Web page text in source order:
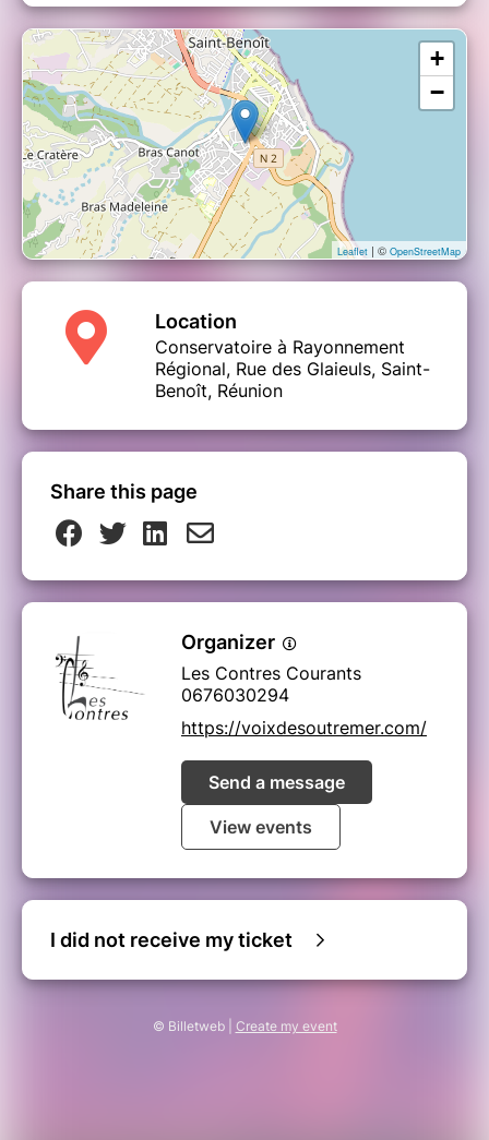
Orchestre de la région Réunion
+
−
Leaflet | © OpenStreetMap
Location
Conservatoire à Rayonnement
Régional, Rue des Glaieuls, Saint-
Benoît, Réunion
Share this page
Organizer
Les Contres Courants
0676030294
https://voixdesoutremer.com/
Send a message
View events
I did not receive my ticket
© Billetweb | Create my event